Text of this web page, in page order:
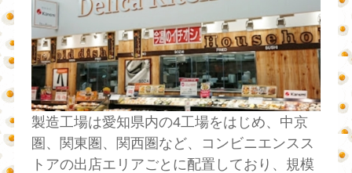
製造工場は愛知県内の4工場をはじめ、中京
圏、関東圏、関西圏など、コンビニエンスス
トアの出店エリアごとに配置しており、規模